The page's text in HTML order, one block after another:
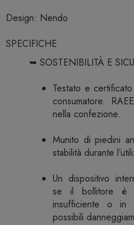
Design: Nendo
SPECIFICHE
➥ SOSTENIBILITÀ E
Testato e
consumatore.
nella confezione.
Munito di piedini
stabilità durante
Un dispositivo
se il bollitore è
insufficiente o in
possibili